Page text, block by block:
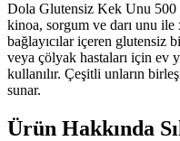
Dola Glutensiz Kek Unu 500
kinoa, sorgum ve darı unu
bağlayıcılar içeren glutensiz
veya çölyak hastaları için ev
kullanılır. Çeşitli unların
sunar.
Ürün Hakkında